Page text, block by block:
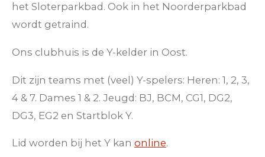
het Sloterparkbad. Ook in het Noorderparkbad
wordt getraind.
Ons clubhuis is de Y-kelder in Oost.
Dit zijn teams met (veel) Y-spelers: Heren: 1, 2, 3,
4 & 7. Dames 1 & 2. Jeugd: BJ, BCM, CG1, DG2,
DG3, EG2 en Startblok Y.
Lid worden bij het Y kan online.